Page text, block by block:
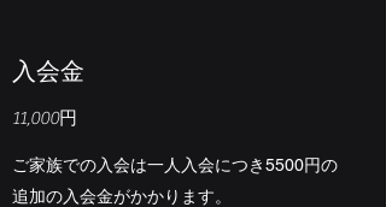
入会金
11,000円
ご家族での入会は一人入会につき5500円の
追加の入会金がかかります。